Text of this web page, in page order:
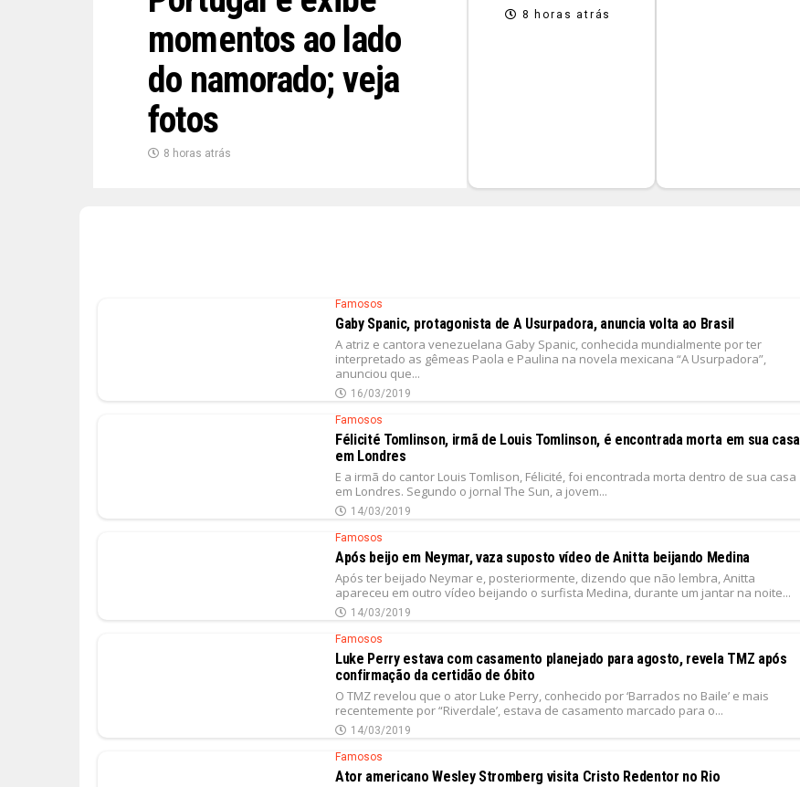
momentos ao lado
do namorado; veja
fotos
8 horas atrás
8 horas atrás
Famosos
Gaby Spanic, protagonista de A Usurpadora, anuncia volta ao Brasil
A atriz e cantora venezuelana Gaby Spanic, conhecida mundialmente por ter
interpretado as gêmeas Paola e Paulina na novela mexicana “A Usurpadora”,
anunciou que...
16/03/2019
Famosos
Félicité Tomlinson, irmã de Louis Tomlinson, é encontrada morta em sua casa
em Londres
E a irmã do cantor Louis Tomlison, Félicité, foi encontrada morta dentro de sua casa
em Londres. Segundo o jornal The Sun, a jovem...
14/03/2019
Famosos
Após beijo em Neymar, vaza suposto vídeo de Anitta beijando Medina
Após ter beijado Neymar e, posteriormente, dizendo que não lembra, Anitta
apareceu em outro vídeo beijando o surfista Medina, durante um jantar na noite...
14/03/2019
Famosos
Luke Perry estava com casamento planejado para agosto, revela TMZ após
confirmação da certidão de óbito
O TMZ revelou que o ator Luke Perry, conhecido por ‘Barrados no Baile’ e mais
recentemente por “Riverdale’, estava de casamento marcado para o...
14/03/2019
Famosos
Ator americano Wesley Stromberg visita Cristo Redentor no Rio